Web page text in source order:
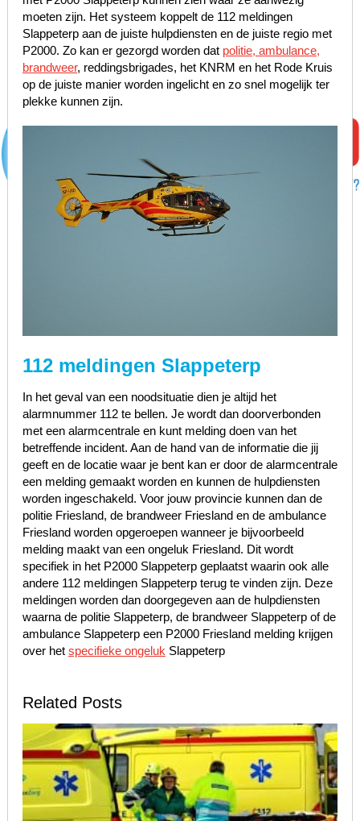
moeten zijn. Het systeem koppelt de 112 meldingen
Slappeterp aan de juiste hulpdiensten en de juiste regio met
P2000. Zo kan er gezorgd worden dat politie, ambulance,
brandweer, reddingsbrigades, het KNRM en het Rode Kruis
op de juiste manier worden ingelicht en zo snel mogelijk ter
plekke kunnen zijn.
112 meldingen Slappeterp
In het geval van een noodsituatie dien je altijd het
alarmnummer 112 te bellen. Je wordt dan doorverbonden
met een alarmcentrale en kunt melding doen van het
betreffende incident. Aan de hand van de informatie die jij
geeft en de locatie waar je bent kan er door de alarmcentrale
een melding gemaakt worden en kunnen de hulpdiensten
worden ingeschakeld. Voor jouw provincie kunnen dan de
politie Friesland, de brandweer Friesland en de ambulance
Friesland worden opgeroepen wanneer je bijvoorbeeld
melding maakt van een ongeluk Friesland. Dit wordt
specifiek in het P2000 Slappeterp geplaatst waarin ook alle
andere 112 meldingen Slappeterp terug te vinden zijn. Deze
meldingen worden dan doorgegeven aan de hulpdiensten
waarna de politie Slappeterp, de brandweer Slappeterp of de
ambulance Slappeterp een P2000 Friesland melding krijgen
over het specifieke ongeluk Slappeterp
Related Posts